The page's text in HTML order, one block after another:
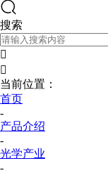
搜索


当前位置：
首页
-
产品介绍
-
光学产业
-